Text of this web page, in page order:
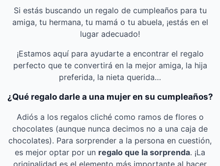
Si estás buscando un regalo de cumpleaños para tu
amiga, tu hermana, tu mamá o tu abuela, ¡estás en el
lugar adecuado!
¡Estamos aquí para ayudarte a encontrar el regalo
perfecto que te convertirá en la mejor amiga, la hija
preferida, la nieta querida…
¿Qué regalo darle a una mujer en su cumpleaños?
Adiós a los regalos cliché como ramos de flores o
chocolates (aunque nunca decimos no a una caja de
chocolates). Para sorprender a la persona en cuestión,
es mejor optar por un regalo que la sorprenda. ¡La
originalidad es el elemento más importante al hacer